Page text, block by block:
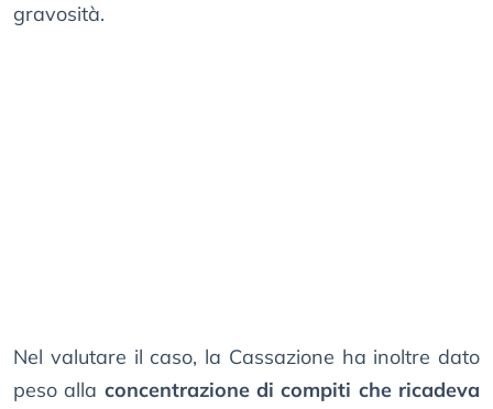
gravosità.
Nel valutare il caso, la Cassazione ha inoltre dato
peso alla concentrazione di compiti che ricadeva